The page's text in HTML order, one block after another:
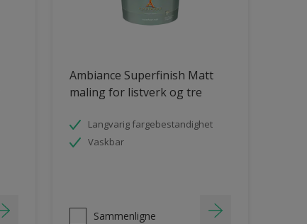
Ambiance Superfinish Matt
maling for listverk og tre
Langvarig fargebestandighet
Vaskbar
Sammenligne